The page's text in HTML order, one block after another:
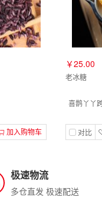
加入购物车
￥25.00
老冰糖
喜鹊丫丫
对比
极速物流
多仓直发 极速配送